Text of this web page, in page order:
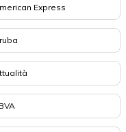
Express